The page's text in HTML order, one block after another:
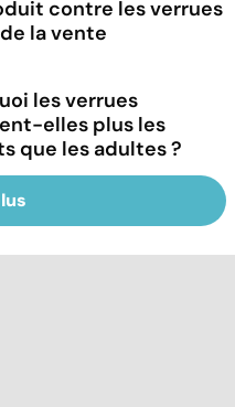
contre les verrues
la vente
les verrues
elles plus les
que les adultes ?